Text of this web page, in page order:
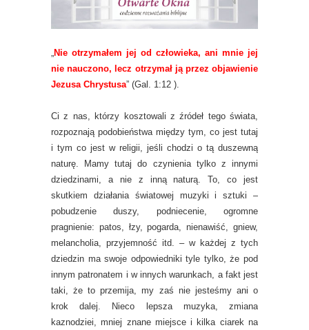
Nie otrzymałem jej od człowieka, ani mnie jej
nie nauczono, lecz otrzymał ją przez objawienie
Jezusa Chrystusa” (Gal. 1:12 ).
Ci z nas, którzy kosztowali z źródeł tego świata,
rozpoznają podobieństwa między tym, co jest tutaj
i tym co jest w religii, jeśli chodzi o tą duszewną
naturę. Mamy tutaj do czynienia tylko z innymi
dziedzinami, a nie z inną naturą. To, co jest
skutkiem działania światowej muzyki i sztuki –
pobudzenie duszy, podniecenie, ogromne
pragnienie: patos, łzy, pogarda, nienawiść, gniew,
melancholia, przyjemność itd. – w każdej z tych
dziedzin ma swoje odpowiedniki tyle tylko, że pod
innym patronatem i w innych warunkach, a fakt jest
taki, że to przemija, my zaś nie jesteśmy ani o
krok dalej. Nieco lepsza muzyka, zmiana
kaznodziei, mniej znane miejsce i kilka ciarek na